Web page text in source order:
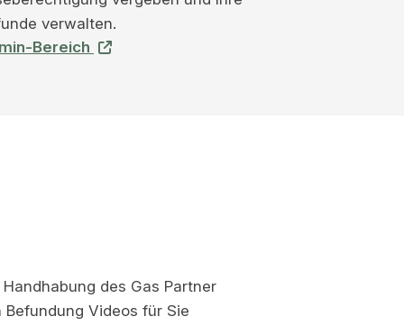
verwalten.
Bereich
des Gas Partner
Videos für Sie